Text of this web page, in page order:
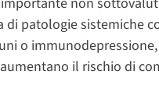
di patologie sistemiche
o
il rischio di